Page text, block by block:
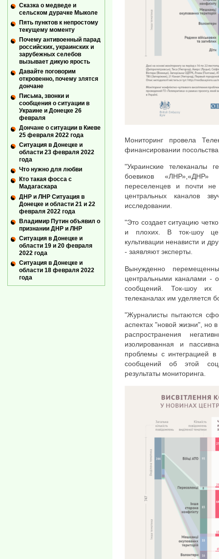
Мониторинг провела
финансировании
"Украинские телеканалы
боевиков
переселенцев и почти
центральных каналов
исследовании.
"Это создает ситуацию
и плохих. В ток-шоу
культивации ненависти и
- заявляют эксперты.
Вынужденно
центральными каналами -
сообщений. Ток-шоу их
телеканалах им уделяется
"Журналисты пытаются
аспектах "новой жизни", но
распространения
изолированная и
проблемы с интеграцией
сообщений об этой
результаты мониторинга.
Сказка о медведе и
сельском дурачке Мыколе
Пять пунктов к непростому
текущему моменту
Почему антивоенный парад
российских, украинских и
зарубежных селебов
вызывает дикую ярость
Давайте поговорим
откровенно, почему злятся
дончане
Письма, звонки и
сообщения о ситуации в
Украине и Донецке 26
февраля
Дончане о ситуации в Киеве
25 февраля 2022 года
Ситуация в Донецке и
области 23 февраля 2022
года
Что нужно для любви
Кто такая фосса с
Мадагаскара
ДНР и ЛНР Ситуация в
Донецке и области 21 и 22
февраля 2022 года
Владимир Путин объявил о
признании ДНР и ЛНР
Ситуация в Донецке и
области 19 и 20 февраля
2022 года
Ситуация в Донецке и
области 18 февраля 2022
года